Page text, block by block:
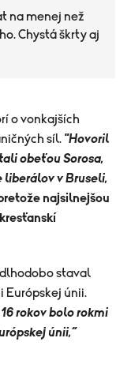
na menej než
Chystá škrty aj
o vonkajších
síl. "Hovoril
obeťou Sorosa,
liberálov v Bruseli,
najsilnejšou
staval
Európskej únii.
rokov bolo rokmi
únii,“